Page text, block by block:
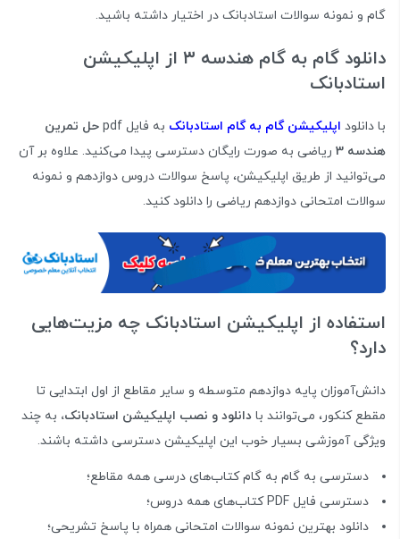
گام و نمونه سوالات استادبانک در اختیار داشته باشید.
دانلود گام به گام هندسه ۳ از اپلیکیشن
استادبانک
با دانلود اپلیکیشن گام به گام استادبانک به فایل pdf
حل تمرین
هندسه 3
ریاضی به صورت رایگان دسترسی پیدا می‌کنید. علاوه بر آن
می‌توانید از طریق اپلیکیشن، پاسخ سوالات دروس دوازدهم و نمونه
سوالات امتحانی دوازدهم ریاضی را دانلود کنید.
استفاده از اپلیکیشن استادبانک چه مزیت‌هایی
دارد؟
دانش‌آموزان پایه دوازدهم متوسطه و سایر مقاطع از اول ابتدایی تا
مقطع کنکور، می‌توانند با دانلود و نصب اپلیکیشن استادبانک، به چند
ویژگی آموزشی بسیار خوب این اپلیکیشن دسترسی داشته باشند.
دسترسی به گام به گام کتاب‌های درسی همه مقاطع؛
دسترسی فایل PDF کتاب‌های همه دروس؛
دانلود بهترین نمونه سوالات امتحانی همراه با پاسخ تشریحی؛